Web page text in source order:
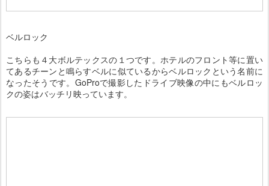
ベルロック
こちらも４大ボルテックスの１つです。ホテルのフロント等に置い
てあるチーンと鳴らすベルに似ているからベルロックという名前に
なったそうです。GoProで撮影したドライブ映像の中にもベルロッ
クの姿はバッチリ映っています。